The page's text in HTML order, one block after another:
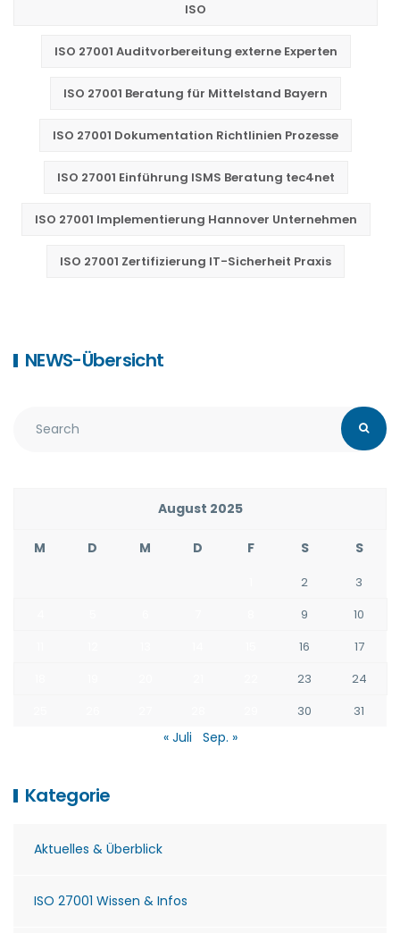
ISO
ISO 27001 Auditvorbereitung externe Experten
ISO 27001 Beratung für Mittelstand Bayern
ISO 27001 Dokumentation Richtlinien Prozesse
ISO 27001 Einführung ISMS Beratung tec4net
ISO 27001 Implementierung Hannover Unternehmen
ISO 27001 Zertifizierung IT-Sicherheit Praxis
NEWS-Übersicht
August 2025
M D M D F S S
2
3
9
10
16
17
23
24
30 31
« Juli Sep. »
Kategorie
Aktuelles & Überblick
ISO 27001 Wissen & Infos